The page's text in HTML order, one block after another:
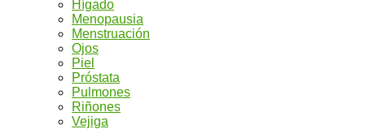
Hígado
Menopausia
Menstruación
Ojos
Piel
Próstata
Pulmones
Riñones
Vejiga